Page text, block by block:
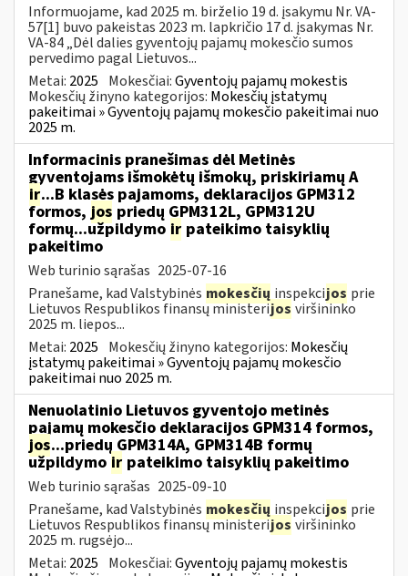
Informuojame, kad 2025 m. birželio 19 d. įsakymu Nr. VA-
57[1] buvo pakeistas 2023 m. lapkričio 17 d. įsakymas Nr.
VA-84 „Dėl dalies gyventojų pajamų mokesčio sumos
pervedimo pagal Lietuvos...
Metai: 2025 Mokesčiai:Gyventojų pajamų mokestis
Mokesčių žinyno kategorijos: Mokesčių įstatymų
pakeitimai » Gyventojų pajamų mokesčio pakeitimai nuo
2025 m.
Informacinis pranešimas dėl Metinės
gyventojams išmokėtų išmokų, priskiriamų A
ir...B klasės pajamoms, deklaracijos GPM312
formos, jos priedų GPM312L, GPM312U
formų...užpildymo ir pateikimo taisyklių
pakeitimo
Web turinio sąrašas 2025-07-16
Pranešame, kad Valstybinės mokesčių inspekcijos prie
Lietuvos Respublikos finansų ministerijos viršininko
2025 m. liepos...
Metai: 2025 Mokesčių žinyno kategorijos: Mokesčių
įstatymų pakeitimai » Gyventojų pajamų mokesčio
pakeitimai nuo 2025 m.
Nenuolatinio Lietuvos gyventojo metinės
pajamų mokesčio deklaracijos GPM314 formos,
jos...priedų GPM314A, GPM314B formų
užpildymo ir pateikimo taisyklių pakeitimo
Web turinio sąrašas 2025-09-10
Pranešame, kad Valstybinės mokesčių inspekcijos prie
Lietuvos Respublikos finansų ministerijos viršininko
2025 m. rugsėjo...
Metai: 2025 Mokesčiai:Gyventojų pajamų mokestis